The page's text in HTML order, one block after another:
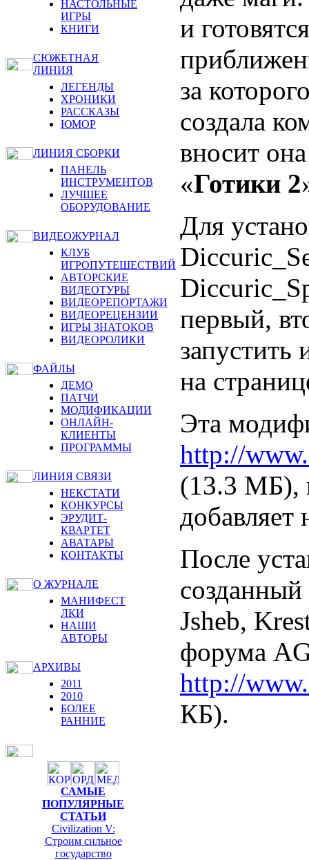
НАСТОЛЬНЫЕ
ИГРЫ
КНИГИ
СЮЖЕТНАЯ
ЛИНИЯ
ЛЕГЕНДЫ
ХРОНИКИ
РАССКАЗЫ
ЮМОР
ЛИНИЯ СБОРКИ
ПАНЕЛЬ
ИНСТРУМЕНТОВ
ЛУЧШЕЕ
ОБОРУДОВАНИЕ
ВИДЕОЖУРНАЛ
КЛУБ
ИГРОПУТЕШЕСТВИЙ
АВТОРСКИЕ
ВИДЕОТУРЫ
ВИДЕОРЕПОРТАЖИ
ВИДЕОРЕЦЕНЗИИ
ИГРЫ ЗНАТОКОВ
ВИДЕОРОЛИКИ
ФАЙЛЫ
ДЕМО
ПАТЧИ
МОДИФИКАЦИИ
ОНЛАЙН-
КЛИЕНТЫ
ПРОГРАММЫ
ЛИНИЯ СВЯЗИ
НЕКСТАТИ
КОНКУРСЫ
ЭРУДИТ-
КВАРТЕТ
АВАТАРЫ
КОНТАКТЫ
О ЖУРНАЛЕ
МАНИФЕСТ
ЛКИ
НАШИ
АВТОРЫ
АРХИВЫ
2011
2010
БОЛЕЕ
РАННИЕ
САМЫЕ
ПОПУЛЯРНЫЕ
СТАТЬИ
Civilization V:
Строим сильное
государство
и
за
создала
вносит
«Готики 2
Для
первый,
запустить
на
Эта
http://
(13.3 МБ),
добавляет
После
Jsheb,
форума
http://
КБ).